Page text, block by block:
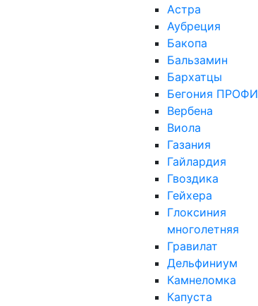
Астра
Аубреция
Бакопа
Бальзамин
Бархатцы
Бегония ПРОФИ
Вербена
Виола
Газания
Гайлардия
Гвоздика
Гейхера
Глоксиния
многолетняя
Гравилат
Дельфиниум
Камнеломка
Капуста